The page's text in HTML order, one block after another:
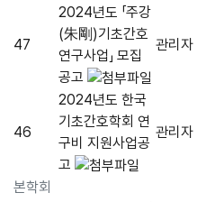
본학회
47
2024년도 「주강
(朱剛)기초간호
연구사업」 모집
공고
관리자
46
2024년도 한국
기초간호학회 연
구비 지원사업공
고
관리자